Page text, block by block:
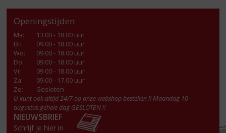
Openingstijden
Ma:
13.00 - 18.00 uur
Di:
09.00 - 18.00 uur
Wo:
09.00 - 18.00 uur
Do:
09.00 - 18.00 uur
Vr:
09.00 - 18.00 uur
Za:
09.00 - 17.00 uur
Zo:
Gesloten
U kunt ook altijd 24/7 op onze webshop bestellen !! Maandag 10
augustus gehele dag GESLOTEN !!
NIEUWSBRIEF
Schrijf je hier in